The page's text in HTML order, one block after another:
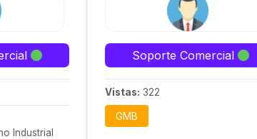
Industrial
Soporte Comercial
Vistas: 322
GMB